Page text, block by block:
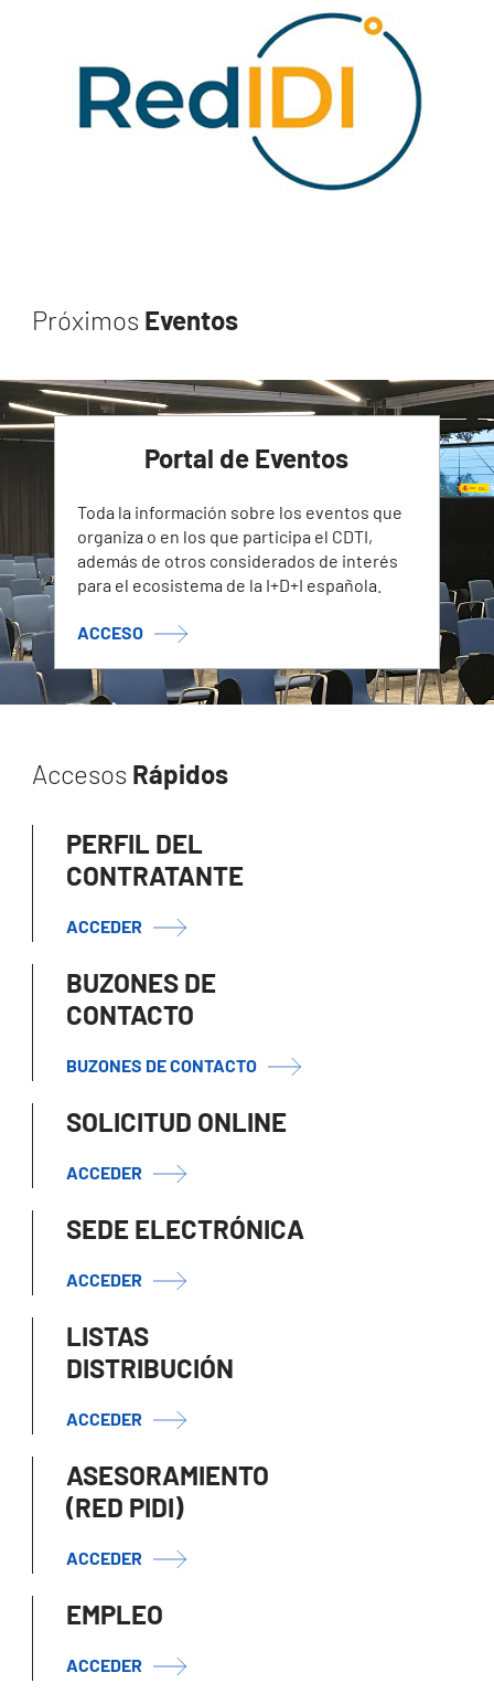
Próximos Eventos
Portal de Eventos
Toda la información sobre los eventos que
organiza o en los que participa el CDTI,
además de otros considerados de interés
para el ecosistema de la I+D+I española.
ACCESO
Accesos Rápidos
PERFIL DEL
CONTRATANTE
ACCEDER
BUZONES DE
CONTACTO
BUZONES DE CONTACTO
SOLICITUD ONLINE
ACCEDER
SEDE ELECTRÓNICA
ACCEDER
LISTAS
DISTRIBUCIÓN
ACCEDER
ASESORAMIENTO
(RED PIDI)
ACCEDER
EMPLEO
ACCEDER